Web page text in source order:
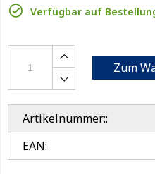
Verfügbar auf
Zum
Artikelnummer::
EAN: